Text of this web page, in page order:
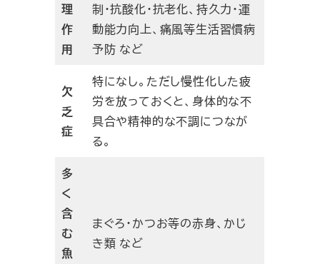
理
作
用
制・抗酸化・抗老化、持久力・運
動能力向上、痛風等生活習慣病
予防 など
欠
乏
症
特になし。ただし慢性化した疲
労を放っておくと、身体的な不
具合や精神的な不調につなが
る。
多
く
含
む
魚
まぐろ・かつお等の赤身、かじ
き類 など